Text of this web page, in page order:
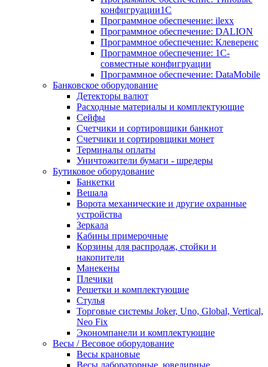
конфигруации1С
Программное обеспечение: ilexx
Программное обеспечение: DALION
Программное обеспечение: Клеверенс
Программное обеспечение: 1С-
совместные конфигруации
Программное обеспечение: DataMobile
Банковское оборудование
Детекторы валют
Расходные материалы и комплектующие
Сейфы
Счетчики и сортировщики банкнот
Счетчики и сортировщики монет
Терминалы оплаты
Уничтожители бумаги - шредеры
Бутиковое оборудование
Банкетки
Вешала
Ворота механические и другие охранные
устройства
Зеркала
Кабины примерочные
Корзины для распродаж, стойки и
накопители
Манекены
Плечики
Решетки и комплектующие
Стулья
Торговые системы Joker, Uno, Global, Vertical,
Neo Fix
Экономпанели и комплектующие
Весы / Весовое оборудование
Весы крановые
Весы лабораторные, ювелирные